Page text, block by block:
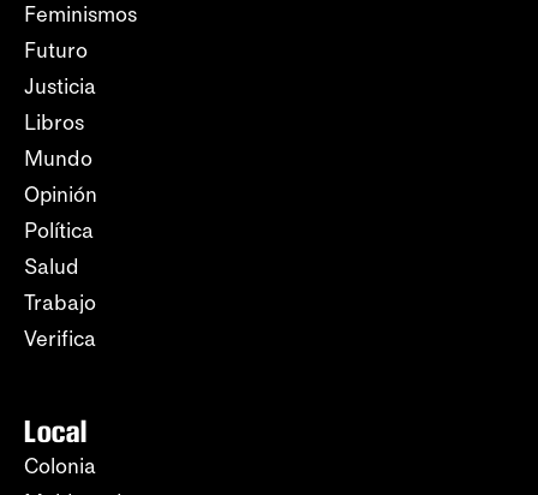
Feminismos
Futuro
Justicia
Libros
Mundo
Opinión
Política
Salud
Trabajo
Verifica
Local
Colonia